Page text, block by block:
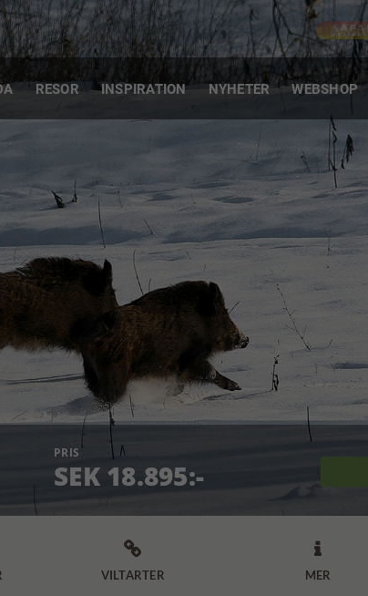
RESOR INSPIRATION NYHETER WEBSHOP
PRIS
SEK 18.895:-

VILTARTER

MER